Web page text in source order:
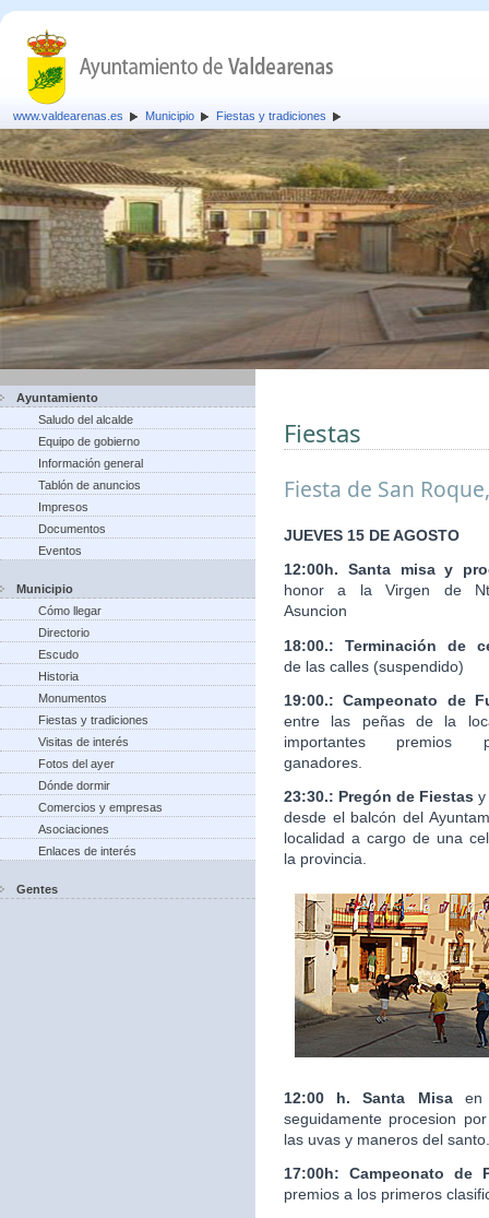
www.valdearenas.es Municipio Fiestas y tradiciones
Ayuntamiento
Saludo del alcalde
Equipo de gobierno
Información general
Tablón de anuncios
Impresos
Documentos
Eventos
Municipio
Cómo llegar
Directorio
Escudo
Historia
Monumentos
Fiestas y tradiciones
Visitas de interés
Fotos del ayer
Dónde dormir
Comercios y empresas
Asociaciones
Enlaces de interés
Gentes
Fiestas
Fiesta de San
JUEVES 15 DE AGOSTO
12:00h. Santa misa y
honor a la Virgen de
Asuncion
18:00.: Terminación de
de las calles (suspendido)
19:00.: Campeonato de
entre las peñas de la
importantes premios
ganadores.
23:30.: Pregón de Fiestas y
desde el balcón del
localidad a cargo de una
la provincia.
12:00 h. Santa Misaen
seguidamente procesion
las uvas y maneros del santo.
17:00h: Campeonato de
premios a los primeros